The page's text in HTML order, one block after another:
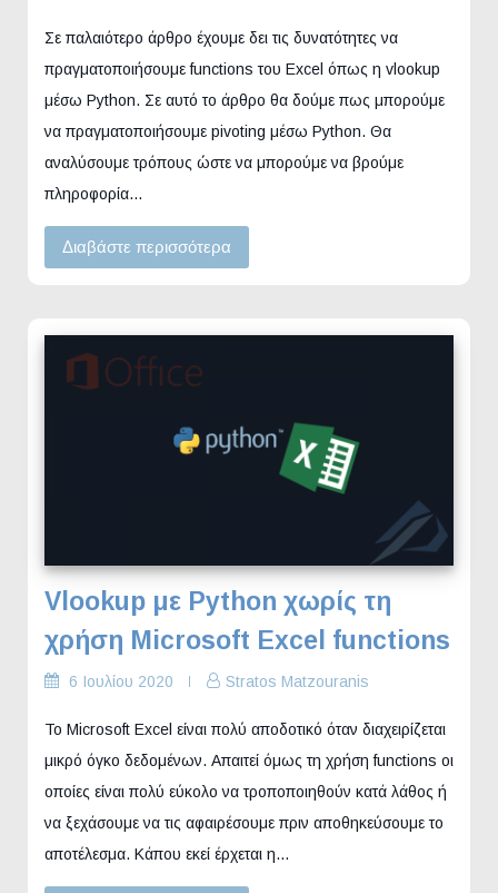
Σε παλαιότερο άρθρο έχουμε δει τις δυνατότητες να
πραγματοποιήσουμε functions του Excel όπως η vlookup
μέσω Python. Σε αυτό το άρθρο θα δούμε πως μπορούμε
να πραγματοποιήσουμε pivoting μέσω Python. Θα
αναλύσουμε τρόπους ώστε να μπορούμε να βρούμε
πληροφορία…
Διαβάστε περισσότερα
Vlookup με Python χωρίς τη
χρήση Microsoft Excel functions
6 Ιουλίου 2020 Stratos Matzouranis
Το Microsoft Excel είναι πολύ αποδοτικό όταν διαχειρίζεται
μικρό όγκο δεδομένων. Απαιτεί όμως τη χρήση functions οι
οποίες είναι πολύ εύκολο να τροποποιηθούν κατά λάθος ή
να ξεχάσουμε να τις αφαιρέσουμε πριν αποθηκεύσουμε το
αποτέλεσμα. Κάπου εκεί έρχεται η…